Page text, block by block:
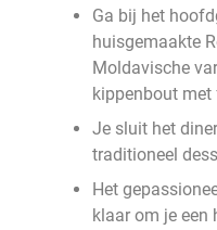
Ga bij het
huisgemaakte
Moldavische
kippenbout met
Je sluit het
traditioneel
Het
klaar om je een